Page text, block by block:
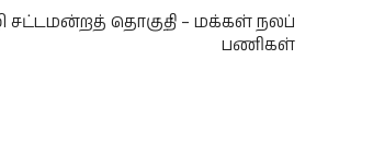
சட்டமன்றத் தொகுதி – மக்கள் நலப்
பணிகள்